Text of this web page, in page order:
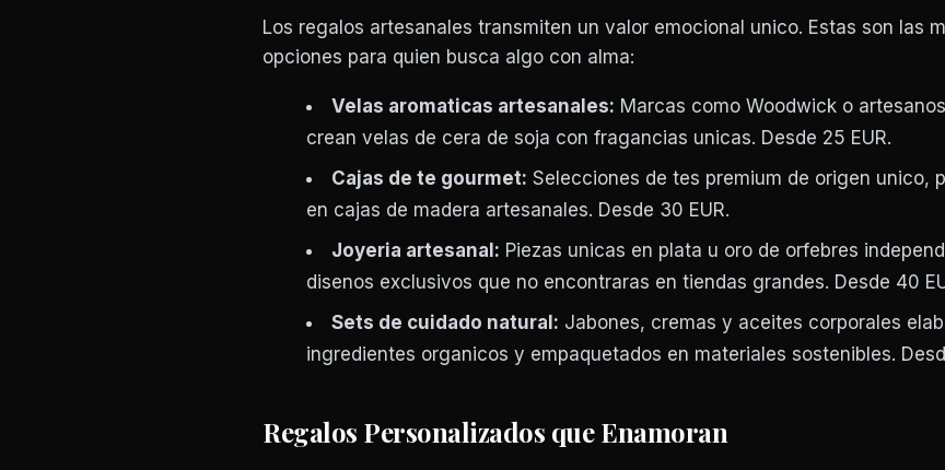
Los regalos artesanales transmiten un valor emocional unico. Estas son las
opciones para quien busca algo con alma:
Velas aromaticas artesanales: Marcas como Woodwick o
crean velas de cera de soja con fragancias unicas. Desde 25 EUR.
Cajas de te gourmet: Selecciones de tes premium de origen unico,
en cajas de madera artesanales. Desde 30 EUR.
Joyeria artesanal: Piezas unicas en plata u oro de orfebres
disenos exclusivos que no encontraras en tiendas grandes. Desde 40
Sets de cuidado natural: Jabones, cremas y aceites corporales
ingredientes organicos y empaquetados en materiales sostenibles.
Regalos Personalizados que Enamoran